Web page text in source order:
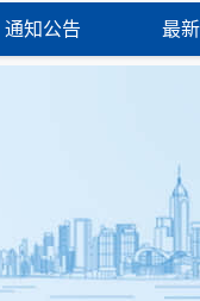
通知公告 最